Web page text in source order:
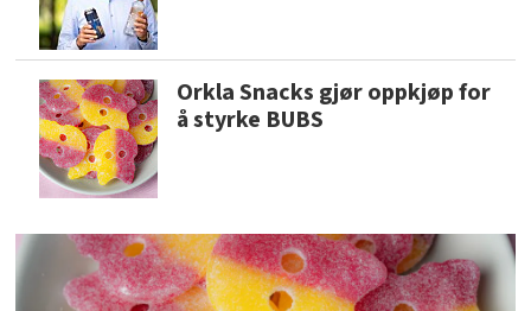
Orkla Snacks gjør oppkjøp for
å styrke BUBS